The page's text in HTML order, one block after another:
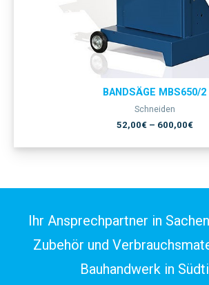
BANDSÄGE MBS650/2
Schneiden
52,00€– 600,00€
Ihr Ansprechpartner in
Zubehör und
Bauhandwerk in